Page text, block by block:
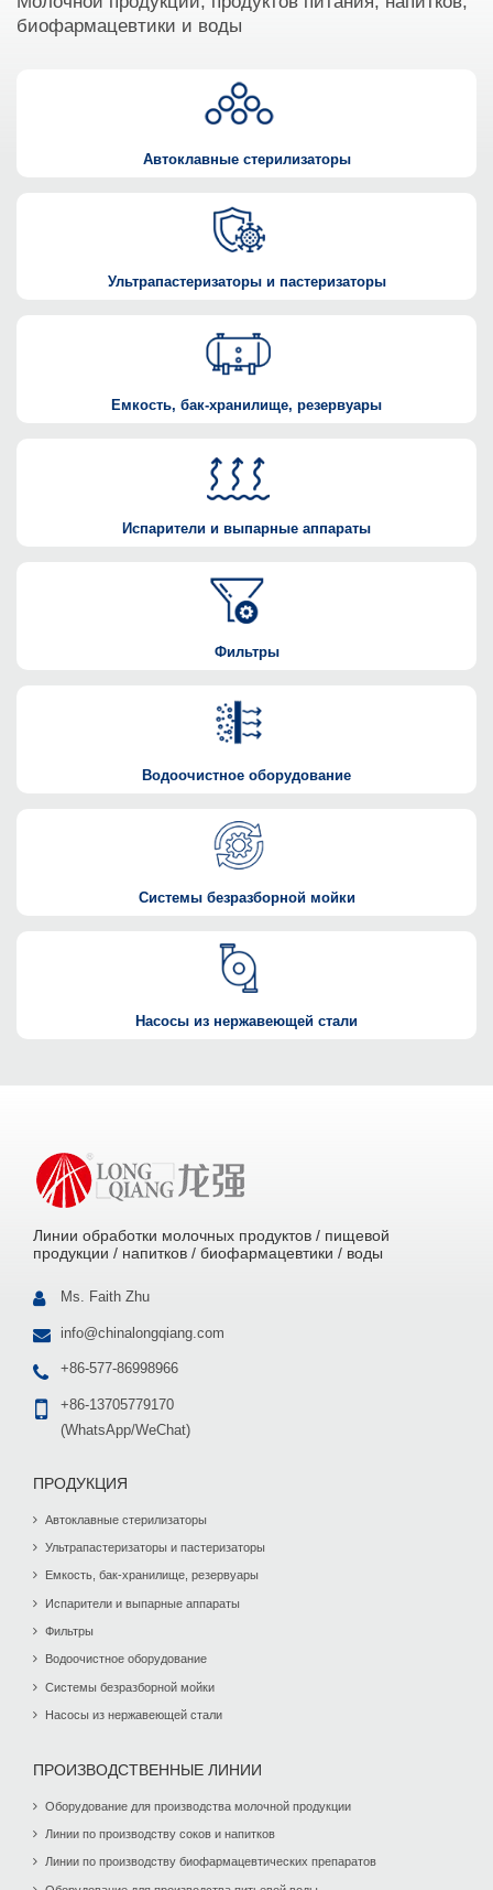
биофармацевтики и воды
Автоклавные стерилизаторы
Ультрапастеризаторы и пастеризаторы
Емкость, бак-хранилище, резервуары
Испарители и выпарные аппараты
Фильтры
Водоочистное оборудование
Системы безразборной мойки
Насосы из нержавеющей стали
Линии обработки молочных продуктов / пищевой
продукции / напитков / биофармацевтики / воды
Ms. Faith Zhu
info@chinalongqiang.com
+86-577-86998966
+86-13705779170
(WhatsApp/WeChat)
ПРОДУКЦИЯ
Автоклавные стерилизаторы
Ультрапастеризаторы и пастеризаторы
Емкость, бак-хранилище, резервуары
Испарители и выпарные аппараты
Фильтры
Водоочистное оборудование
Системы безразборной мойки
Насосы из нержавеющей стали
ПРОИЗВОДСТВЕННЫЕ ЛИНИИ
Оборудование для производства молочной продукции
Линии по производству соков и напитков
Линии по производству биофармацевтических препаратов